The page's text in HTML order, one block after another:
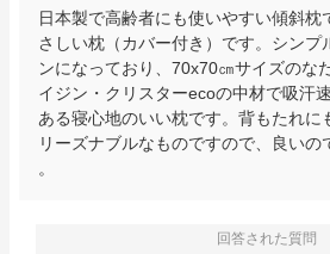
日本製で高齢者にも使いやすい傾斜枕
さしい枕（カバー付き）です。シンプ
ンになっており、70x70㎝サイズのな
イジン・クリスターecoの中材で吸汗
ある寝心地のいい枕です。背もたれに
リーズナブルなものですので、良いの
。
回答された質問